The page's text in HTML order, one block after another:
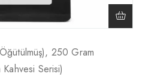
250 Gram
Serisi)